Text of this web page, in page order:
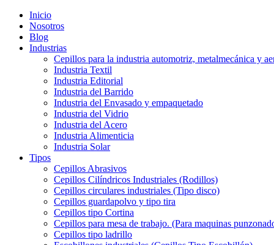
Inicio
Nosotros
Blog
Industrias
Cepillos para la industria automotriz, metalmecánica y
Industria Textil
Industria Editorial
Industria del Barrido
Industria del Envasado y empaquetado
Industria del Vidrio
Industria del Acero
Industria Alimenticia
Industria Solar
Tipos
Cepillos Abrasivos
Cepillos Cilíndricos Industriales (Rodillos)
Cepillos circulares industriales (Tipo disco)
Cepillos guardapolvo y tipo tira
Cepillos tipo Cortina
Cepillos para mesa de trabajo. (Para maquinas
Cepillos tipo ladrillo